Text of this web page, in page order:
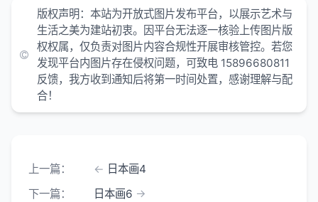
版权声明：本站为开放式图片发布平台，以展示艺术与
生活之美为建站初衷。因平台无法逐一核验上传图片版
权权属，仅负责对图片内容合规性开展审核管控。若您
发现平台内图片存在侵权问题，可致电 15896680811
反馈，我方收到通知后将第一时间处置，感谢理解与配
合！
上一篇：
日本画4
下一篇：
日本画6